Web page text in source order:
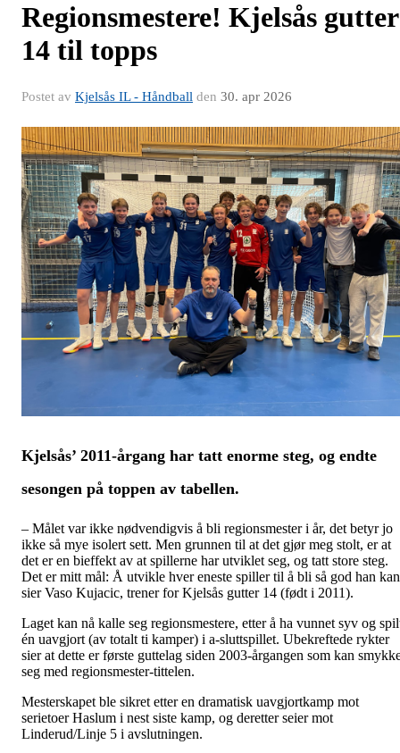
Regionsmestere! Kjelsås gutter
14 til topps
Postet av Kjelsås IL - Håndball den 30. apr 2026
Kjelsås’ 2011-årgang har tatt enorme steg, og endte
sesongen på toppen av tabellen.
– Målet var ikke nødvendigvis å bli regionsmester i år, det betyr jo
ikke så mye isolert sett. Men grunnen til at det gjør meg stolt, er at
det er en bieffekt av at spillerne har utviklet seg, og tatt store steg.
Det er mitt mål: Å utvikle hver eneste spiller til å bli så god han
sier Vaso Kujacic, trener for Kjelsås gutter 14 (født i 2011).
Laget kan nå kalle seg regionsmestere, etter å ha vunnet syv og
én uavgjort (av totalt ti kamper) i a-sluttspillet. Ubekreftede rykter
sier at dette er første guttelag siden 2003-årgangen som kan
seg med regionsmester-tittelen.
Mesterskapet ble sikret etter en dramatisk uavgjortkamp mot
serietoer Haslum i nest siste kamp, og deretter seier mot
Linderud/Linje 5 i avslutningen.